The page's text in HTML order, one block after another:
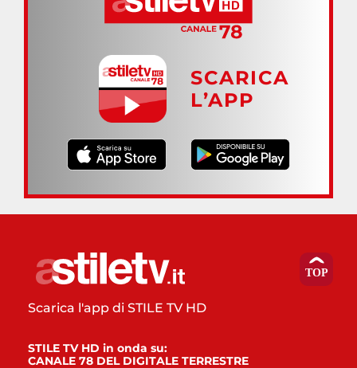
SCARICA
L’APP
Scarica l'app di STILE TV HD
STILE TV HD in onda su:
CANALE 78 DEL DIGITALE TERRESTRE